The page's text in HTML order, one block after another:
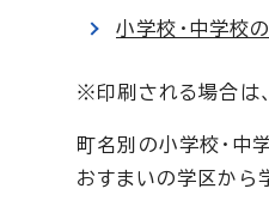
小学校・中学校
※印刷される場合は
町名別の小学校・中
おすまいの学区から